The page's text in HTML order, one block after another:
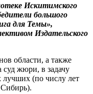
Искитимского
большого
для Темы»,
Издательского
области, а также
жюри, в задачу
лучших (по числу лет
Сибирь).